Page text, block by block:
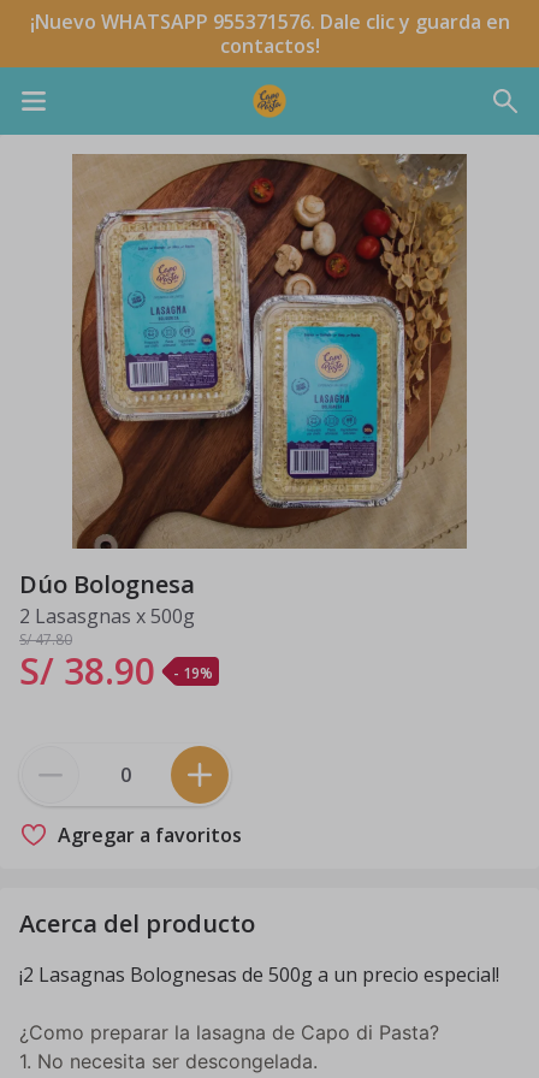
¡Nuevo WHATSAPP 955371576. Dale clic y guarda en
contactos!
Dúo Bolognesa
2 Lasasgnas x 500g
S/ 47.80
S/ 38.90 - 19%
Agregar a favoritos
Acerca del producto
¡2 Lasagnas Bolognesas de 500g a un precio especial!
¿Como preparar la lasagna de Capo di Pasta?
1. No necesita ser descongelada.